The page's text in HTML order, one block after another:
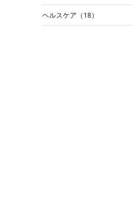
ヘルスケア（18）